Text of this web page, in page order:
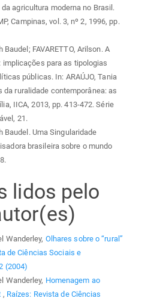
agricultura moderna no Brasil.
Campinas, vol. 3, nº 2, 1996, pp.
FAVARETTO, Arilson. A
para as tipologias
públicas. In: ARAÚJO, Tania
da ruralidade contemporânea: as
IICA, 2013, pp. 413-472. Série
21.
Baudel. Uma Singularidade
brasileira sobre o mundo
lidos pelo
Wanderley, Olhares sobre o “rural”
de Ciências Sociais e
(2004)
Wanderley, Homenagem ao
, Raízes: Revista de Ciências